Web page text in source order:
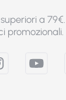
a
promozionali.